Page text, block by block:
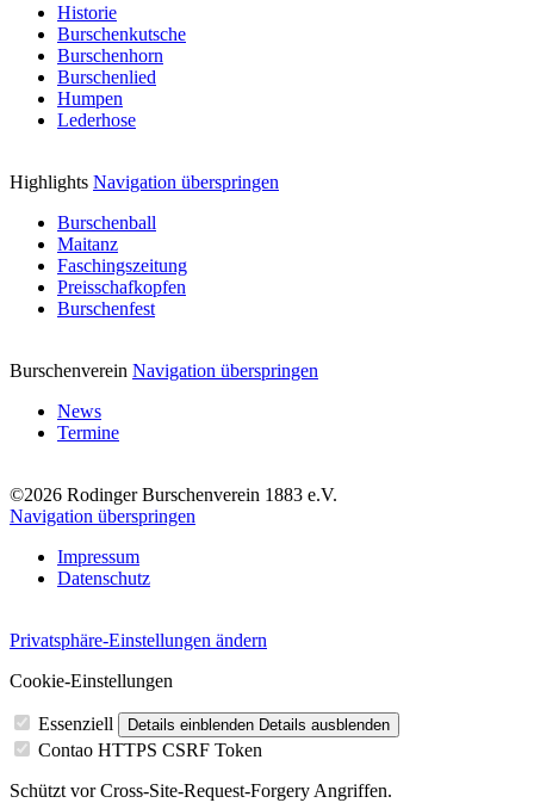
Historie
Burschenkutsche
Burschenhorn
Burschenlied
Humpen
Lederhose
Highlights Navigation überspringen
Burschenball
Maitanz
Faschingszeitung
Preisschafkopfen
Burschenfest
Burschenverein Navigation überspringen
News
Termine
©2026 Rodinger Burschenverein 1883 e.V.
Navigation überspringen
Impressum
Datenschutz
Privatsphäre-Einstellungen ändern
Cookie-Einstellungen
Essenziell Details einblenden Details ausblenden
Contao HTTPS CSRF Token
Schützt vor Cross-Site-Request-Forgery Angriffen.